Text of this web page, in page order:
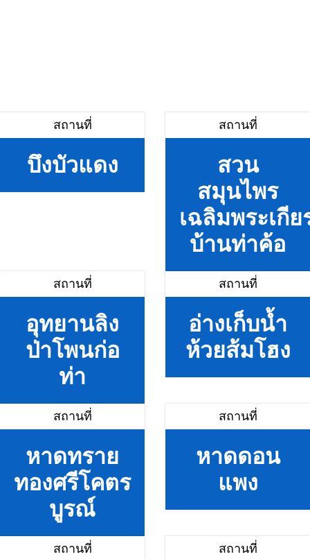
สถานที่
บึงบัวแดง
สถานที่
สวน
สมุนไพร
เฉลิมพระเกีย
บ้านท่าค้อ
สถานที่
อุทยานลิง
ป่าโพนก่อ
ท่า
สถานที่
อ่างเก็บน้ำ
ห้วยส้มโฮง
สถานที่
หาดทราย
ทองศรีโคตร
บูรณ์
สถานที่
หาดดอน
แพง
สถานที่ สถานที่